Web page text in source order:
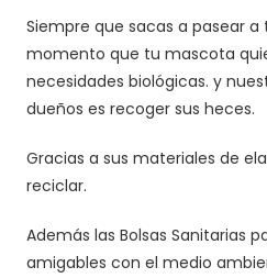
Siempre que sacas a pasear
momento que tu mascota
necesidades biológicas. y
dueños es recoger sus heces.
Gracias a sus materiales de
reciclar.
Además las Bolsas Sanitarias
amigables con el medio